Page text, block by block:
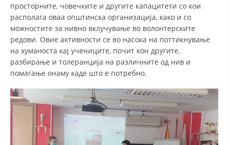
СОЦИЈАЛНО ХУМАНИТАРНА ДЕЈНОСТ
КАКО ДА ДОНИРАТЕ
ПОДГОТВЕНОСТ И ДЕЈСТВО ПРИ КАТАСТРОФИ
ТИМОВИ НА ООЦК ОХРИД
ПРОЕКТИ – ПОДГОТВЕНОСТ И ДЕЈСТВУВАЊЕ ПРИ КАТАСТРОФИ
ОДНОСИ СО ЈАВНОСТ
ИСТРАЖУВАЊЕ НА ЈАВНО МИСЛЕЊЕ
просторните, човечките и другите капацитети со кои
располага оваа општинска организација, како и со
можностите за нивно вклучување во волонтерските
редови. Овие активности се во насока на поттикнување
на хуманоста кај учениците, почит кон другите,
разбирање и толеранција на различните од нив и
помагање онаму каде што е потребно.